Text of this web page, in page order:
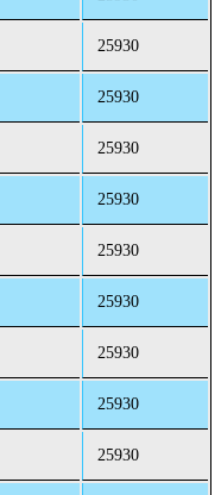
25930
25930
25930
25930
25930
25930
25930
25930
25930